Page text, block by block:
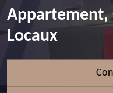
Appartement,
Locaux